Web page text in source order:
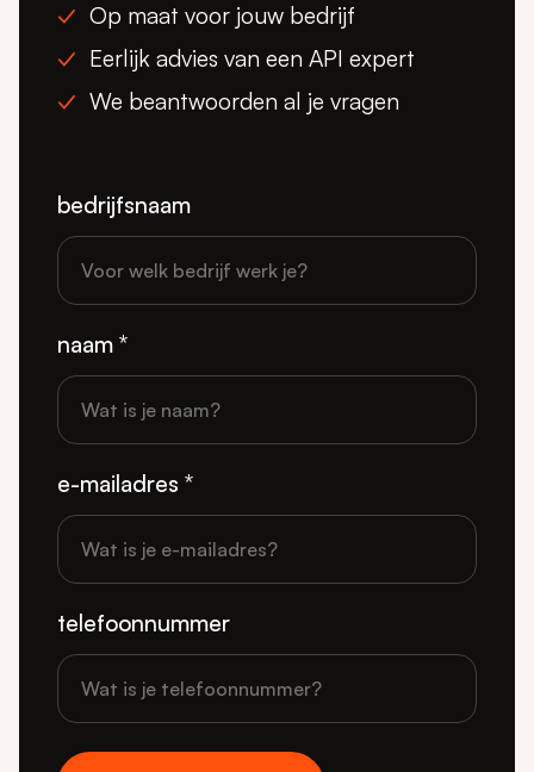
Op maat voor jouw bedrijf
Eerlijk advies van een API expert
We beantwoorden al je vragen
bedrijfsnaam
naam *
e-mailadres *
telefoonnummer